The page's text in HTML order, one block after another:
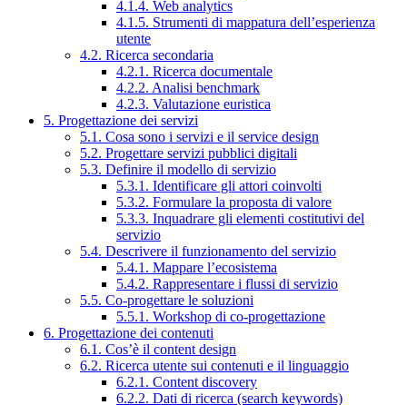
4.1.4. Web analytics
4.1.5. Strumenti di mappatura dell’esperienza
utente
4.2. Ricerca secondaria
4.2.1. Ricerca documentale
4.2.2. Analisi benchmark
4.2.3. Valutazione euristica
5. Progettazione dei servizi
5.1. Cosa sono i servizi e il service design
5.2. Progettare servizi pubblici digitali
5.3. Definire il modello di servizio
5.3.1. Identificare gli attori coinvolti
5.3.2. Formulare la proposta di valore
5.3.3. Inquadrare gli elementi costitutivi del
servizio
5.4. Descrivere il funzionamento del servizio
5.4.1. Mappare l’ecosistema
5.4.2. Rappresentare i flussi di servizio
5.5. Co-progettare le soluzioni
5.5.1. Workshop di co-progettazione
6. Progettazione dei contenuti
6.1. Cos’è il content design
6.2. Ricerca utente sui contenuti e il linguaggio
6.2.1. Content discovery
6.2.2. Dati di ricerca (search keywords)